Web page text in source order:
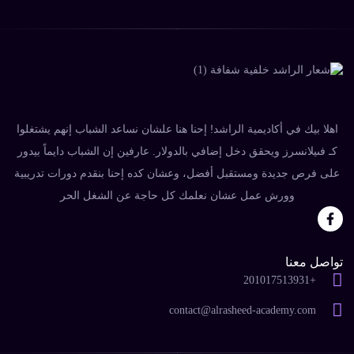
اهلا بيك في أكاديمية الراشد! إحنا هنا علشان نساعد الشباب إنهم يشتغلوا
كـ فىيلانسرز ويحقق دخل إضافي بالدولار. عارفين إن الشباب دايماً بيدور
على فرص جديدة ومستقبل أفضل، وعشان كده إحنا بنقدم دورات تدريبية
وورش عمل عشان نعلمك كل حاجة عن الشغل الحر
تواصل معنا
+201017513931
contact@alrasheed-academy.com